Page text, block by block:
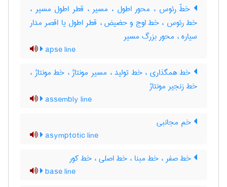
خطّ رئوس ، محور اطول ، مسیر ، قطر اطول مسیر ،
خط رئوس ، خط اوج و حضیض ، قطر اطول یا اقصر مدار
سیاره ، محور بزرگ مسیر
apse line
خط همگذاری ، خط تولید ، مسیر مونتاژ ، خط مونتاژ ،
خط زنجیر مونتاژ
assembly line
خم مجانبی
asymptotic line
خط صفر ، خط مبنا ، خط اصلی ، خط کور
base line